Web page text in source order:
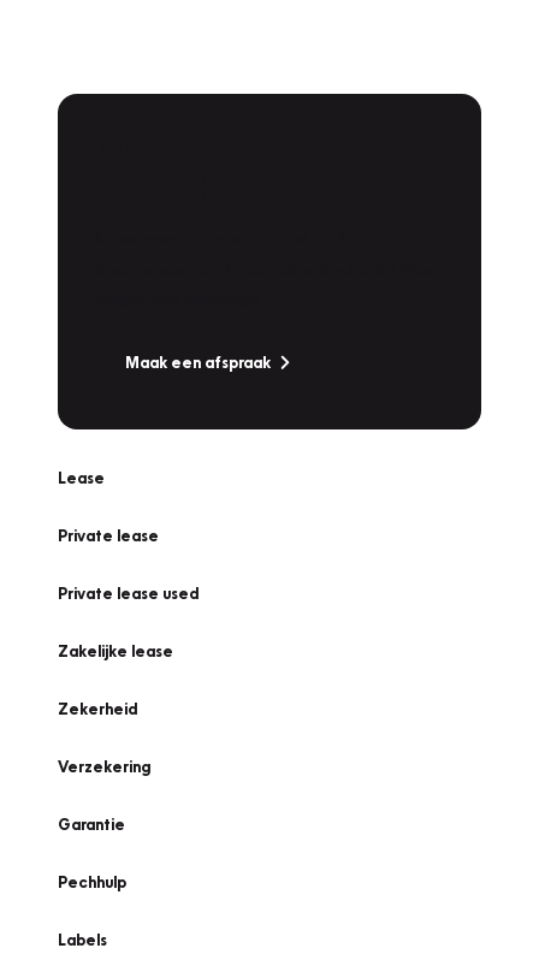
Maak een afspraak
Lease
Private lease
Private lease used
Zakelijke lease
Zekerheid
Verzekering
Garantie
Pechhulp
Labels